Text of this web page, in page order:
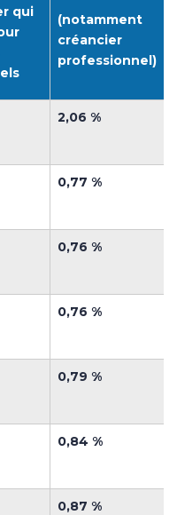
qui
(notamment
créancier
professionnel)
2,06 %
0,77 %
0,76 %
0,76 %
0,79 %
0,84 %
0,87 %